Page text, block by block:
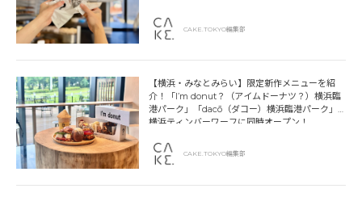
CAKE.TOKYO編集部
【横浜・みなとみらい】限定新作メニューを紹
介！「I’m donut？（アイムドーナツ？）横浜臨
港パーク」「dacō（ダコー）横浜臨港パーク」
横浜ティンバーワーフに同時オープン！
CAKE.TOKYO編集部